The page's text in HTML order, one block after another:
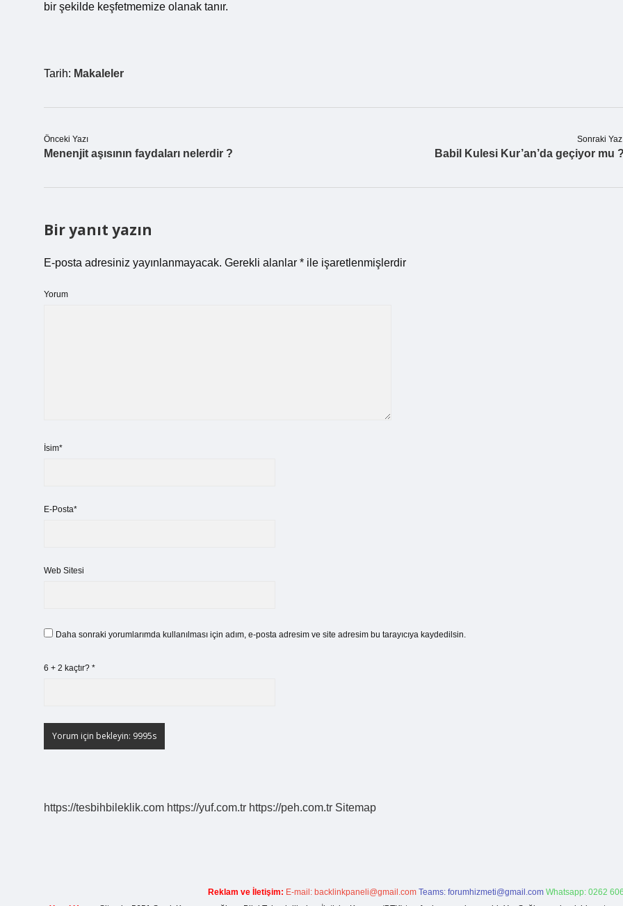
bir şekilde keşfetmemize olanak tanır.
Tarih: Makaleler
Önceki Yazı
Menenjit aşısının faydaları nelerdir ?
Sonraki
Babil Kulesi Kur’an’da geçiyor mu
Bir yanıt yazın
E-posta adresiniz yayınlanmayacak. Gerekli alanlar * ile işaretlenmişlerdir
Yorum
İsim*
E-Posta*
Web Sitesi
Daha sonraki yorumlarımda kullanılması için adım, e-posta adresim ve site adresim bu tarayıcıya kaydedilsin.
6 + 2 kaçtır? *
https://tesbihbileklik.com https://yuf.com.tr https://peh.com.tr Sitemap
Reklam ve İletişim: E-mail: backlinkpaneli@gmail.com Teams: forumhizmeti@gmail.com Whatsapp: 0262